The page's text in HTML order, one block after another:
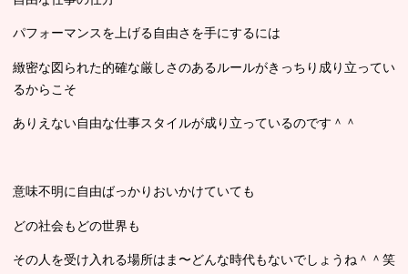
パフォーマンスを上げる自由さを手にするには
緻密な図られた的確な厳しさのあるルールがきっちり成り立ってい
るからこそ
ありえない自由な仕事スタイルが成り立っているのです＾＾
意味不明に自由ばっかりおいかけていても
どの社会もどの世界も
その人を受け入れる場所はま〜どんな時代もないでしょうね＾＾笑